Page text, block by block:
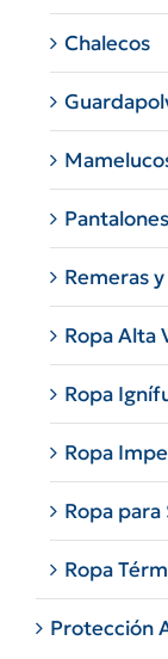
Chalecos
Pantalones
Remeras
Ropa Alta
Ropa
Ropa
Ropa
Ropa
Protección